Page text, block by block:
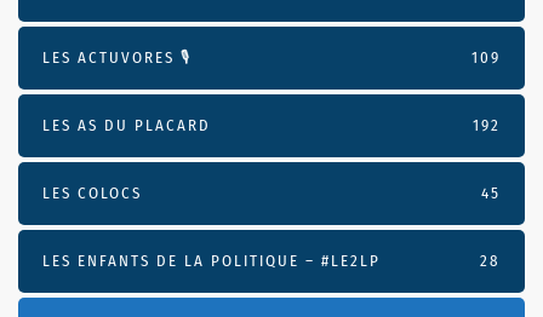
LES ACTUVORES 🎙 109
LES AS DU PLACARD 192
LES COLOCS 45
LES ENFANTS DE LA POLITIQUE – #LE2LP 28